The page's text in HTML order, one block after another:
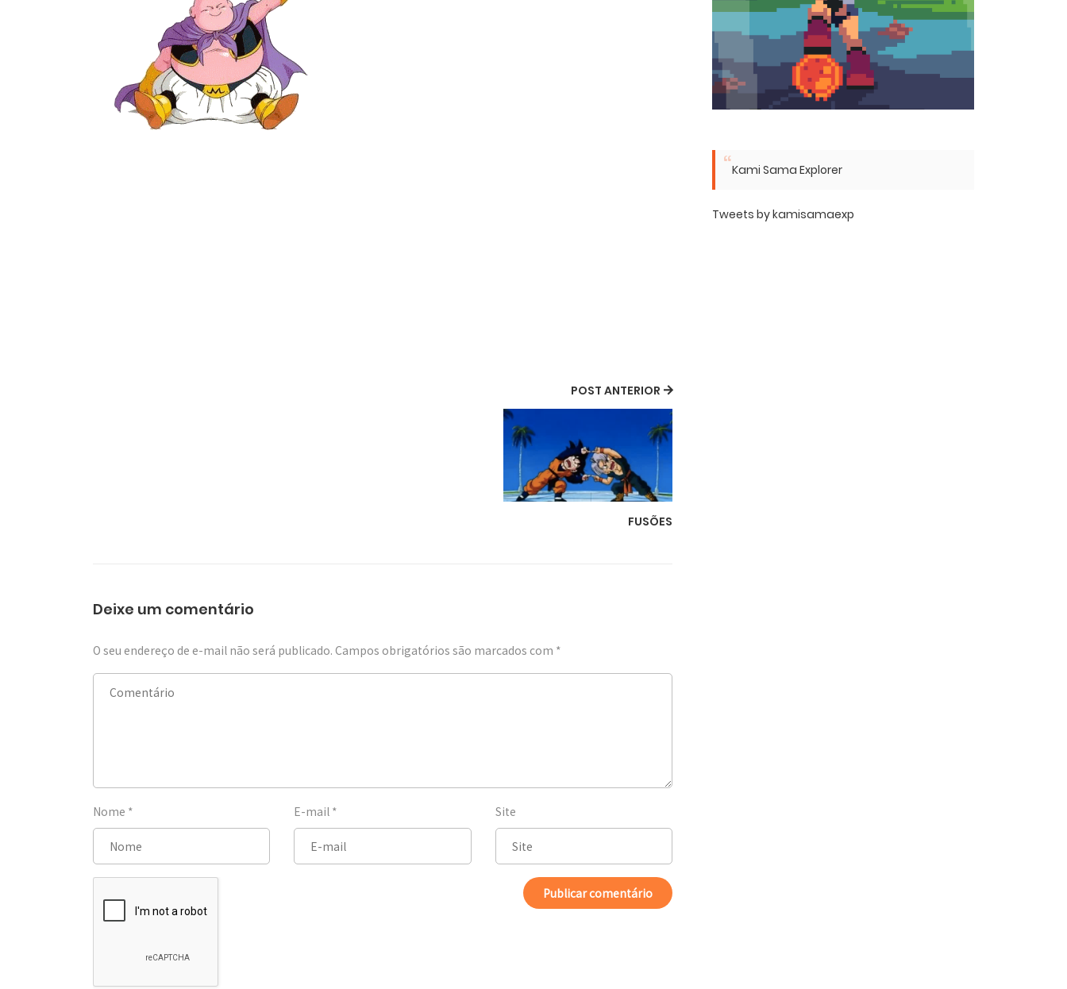
POST ANTERIOR
FUSÕES
Deixe um comentário
O seu endereço de e-mail não será publicado. Campos obrigatórios são marcados com *
Nome * E-mail * Site
Kami Sama Explorer
Tweets by kamisamaexp